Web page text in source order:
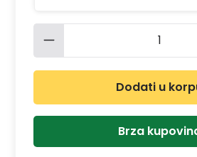
Količina
Dodati u
Brza